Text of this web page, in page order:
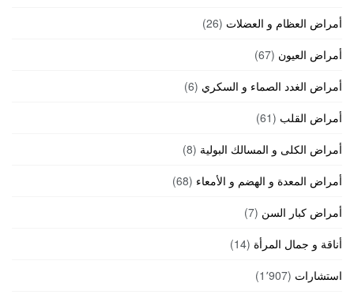
أمراض العظام و العضلات (26)
أمراض العيون (67)
أمراض الغدد الصماء و السكري (6)
أمراض القلب (61)
أمراض الكلى و المسالك البولية (8)
أمراض المعدة و الهضم و الأمعاء (68)
أمراض كبار السن (7)
أناقة و جمال المرأة (14)
استشارات (1٬907)